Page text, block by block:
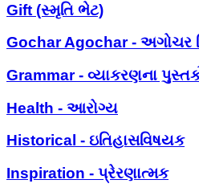
Gift (સ્મૃતિ ભેટ)
Gochar Agochar - અગોચર
Grammar - વ્યાકરણના
Health - આરોગ્ય
Historical - ઇતિહાસવિષયક
Inspiration - પ્રેરણાત્મક